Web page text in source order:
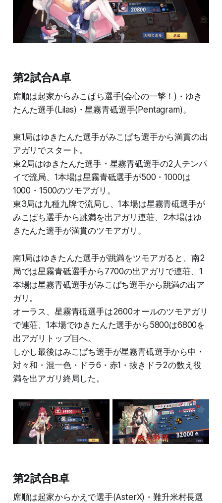
第2試合A卓
席順は起家からみこぱち選手(会心の一撃！)・ゆき
たんた選手(Lilas)・星霧青砥選手(Pentagram)。
東1局はゆきたんた選手がみこぱち選手から満貫の出
アガリでスタート。
東2局はゆきたんた選手・星霧青砥選手の2人テンパ
イで流局、1本場は星霧青砥選手が500・1000は
1000・1500のツモアガリ。
東3局は九種九牌で流局し、1本場は星霧青砥選手が
みこぱち選手から跳満を出アガリ連荘、2本場はゆ
きたんた選手が満貫のツモアガリ。
南1局はゆきたんた選手が跳満をツモアガると、南2
局では星霧青砥選手から7700の出アガリで連荘、1
本場は星霧青砥選手がみこぱち選手から跳満の出ア
ガリ。
オーラス、星霧青砥選手は2600オールのツモアガリ
で連荘、1本場でゆきたんた選手から5800は6800を
出アガリトップ目へ。
しかし最後はみこぱち選手が星霧青砥選手から中・
対々和・混一色・ドラ6・赤1・抜きドラ2の数え役
満を出アガリ終局した。
第2試合B卓
席順は起家からかえで選手(AsterX)・難升米村長選